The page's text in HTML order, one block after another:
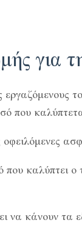
για
εργαζόμενους
που
που καλύπτει
να κάνουν τα